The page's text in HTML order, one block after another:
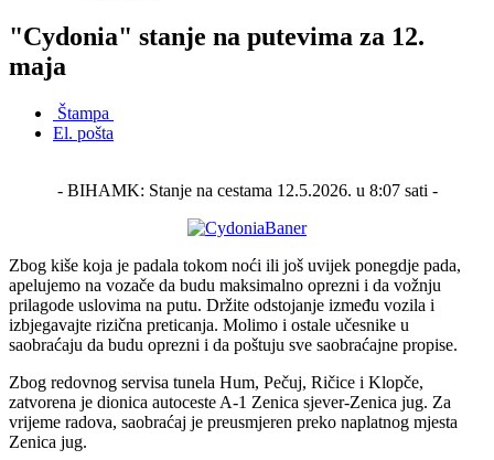
"Cydonia" stanje na putevima za 12.
maja
Štampa
El. pošta
- BIHAMK: Stanje na cestama 12.5.2026. u 8:07 sati -
Zbog kiše koja je padala tokom noći ili još uvijek ponegdje pada,
apelujemo na vozače da budu maksimalno oprezni i da vožnju
prilagode uslovima na putu. Držite odstojanje između vozila i
izbjegavajte rizična preticanja. Molimo i ostale učesnike u
saobraćaju da budu oprezni i da poštuju sve saobraćajne propise.
Zbog redovnog servisa tunela Hum, Pečuj, Ričice i Klopče,
zatvorena je dionica autoceste A-1 Zenica sjever-Zenica jug. Za
vrijeme radova, saobraćaj je preusmjeren preko naplatnog mjesta
Zenica jug.